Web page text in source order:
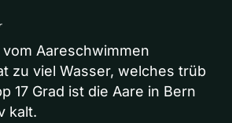
Aareschwimmen
zu viel Wasser, welches trüb
17 Grad ist die Aare in Bern
kalt.